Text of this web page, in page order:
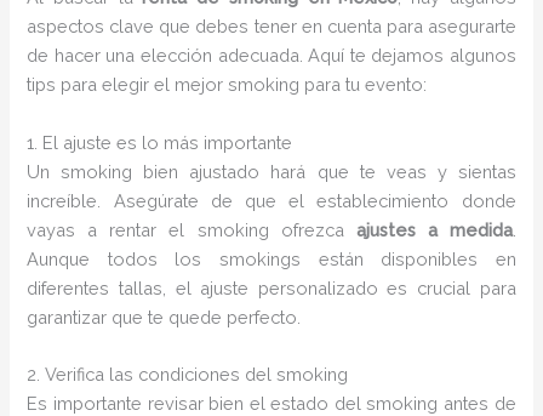
aspectos clave que debes tener en cuenta para asegurarte
de hacer una elección adecuada. Aquí te dejamos algunos
tips para elegir el mejor smoking para tu evento:
1. El ajuste es lo más importante
Un smoking bien ajustado hará que te veas y sientas
increíble. Asegúrate de que el establecimiento donde
vayas a rentar el smoking ofrezca ajustes a medida.
Aunque todos los smokings están disponibles en
diferentes tallas, el ajuste personalizado es crucial para
garantizar que te quede perfecto.
2. Verifica las condiciones del smoking
Es importante revisar bien el estado del smoking antes de